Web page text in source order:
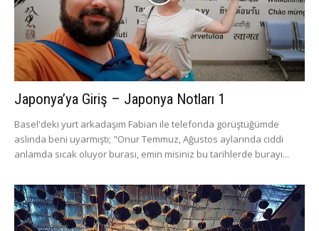
Japonya’ya Giriş – Japonya Notları 1
Basel'deki yurt arkadaşım Fabian ile telefonda görüştüğümde
aslında beni uyarmıştı; "Onur Temmuz, Ağustos aylarında ciddi
anlamda sıcak oluyor burası, emin misiniz bu tarihlerde burayı...